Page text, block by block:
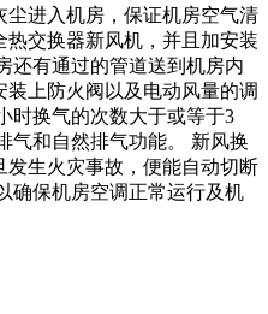
进入机房，保证机房空气清
交换器新风机，并且加安装
还有通过的管道送到机房内
上防火阀以及电动风量的调
时换气的次数大于或等于3
气和自然排气功能。 新风换
生火灾事故，便能自动切断
确保机房空调正常运行及机